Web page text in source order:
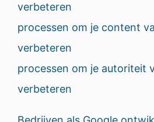
verbeteren
processen om je content
verbeteren
processen om je autoriteit
verbeteren